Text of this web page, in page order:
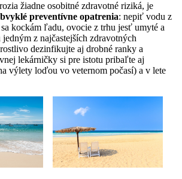
žiadne osobitné zdravotné riziká, je
preventívne opatrenia: nepiť vodu z
kockám ľadu, ovocie z trhu jesť umyté a
z najčastejších zdravotných
dezinfikujte aj drobné ranky a
lekárničky si pre istotu pribaľte aj
výlety loďou vo veternom počasí) a v lete